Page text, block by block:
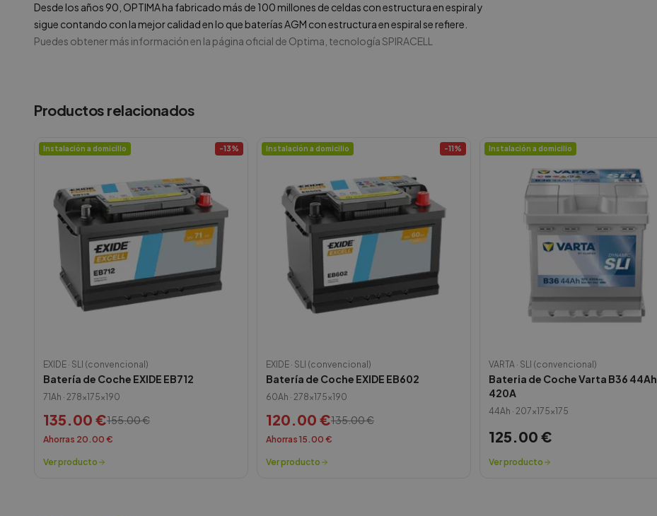
Desde los años 90, OPTIMA ha fabricado más de 100 millones de celdas con estructura en espiral y
sigue contando con la mejor calidad en lo que baterías AGM con estructura en espiral se refiere.
Puedes obtener más información en la página oficial de Optima, tecnologíaSPIRACELL
Productos relacionados
Instalación a domicilio -13%
EXIDE · SLI (convencional)
Batería de Coche EXIDE EB712
71Ah · 278x175x190
135.00 €155.00€
Ahorras 20.00 €
Ver producto
Instalación a domicilio -11%
EXIDE · SLI (convencional)
Batería de Coche EXIDE EB602
60Ah · 278x175x190
120.00 €135.00€
Ahorras 15.00 €
Ver producto
Instalación a domicilio
VARTA · SLI (convencional)
Bateria de Coche Varta B36 44Ah
420A
44Ah · 207x175x175
125.00 €
Ver producto